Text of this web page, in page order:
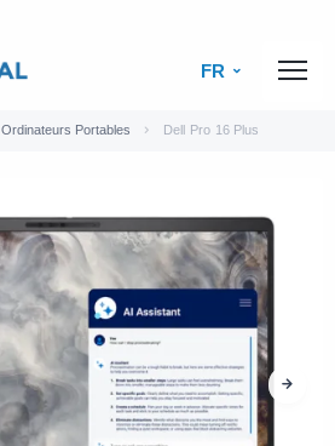
FR
Ordinateurs Portables Dell Pro 16 Plus